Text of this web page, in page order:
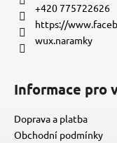
+420 775722626
https://
wux.naramky
Informace pro
Doprava a platba
Obchodní podmínky